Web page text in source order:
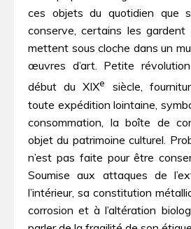
ces objets du quotidien que
conserve, certains les gardent
mettent sous cloche dans un
œuvres d’art. Petite
début du XIXe
siècle,
toute expédition lointaine,
consommation, la boîte de
objet du patrimoine culturel.
n’est pas faite pour être
Soumise aux attaques de
l’intérieur, sa constitution
corrosion et à l’altération